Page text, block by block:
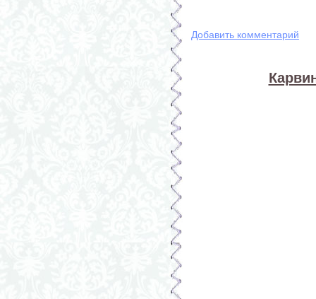
Добавить комментарий